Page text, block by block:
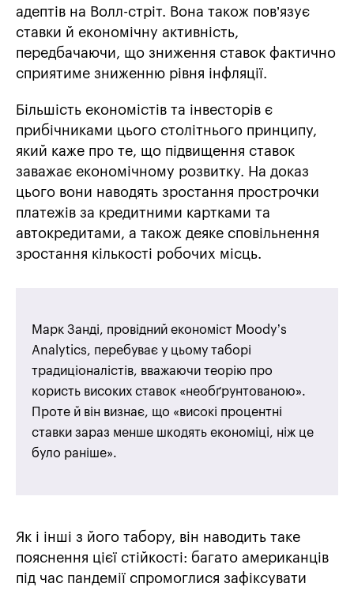
адептів на Волл-стріт. Вона також пов’язує
ставки й економічну активність,
передбачаючи, що зниження ставок фактично
сприятиме зниженню рівня інфляції.
Більшість економістів та інвесторів є
прибічниками цього столітнього принципу,
який каже про те, що підвищення ставок
заважає економічному розвитку. На доказ
цього вони наводять зростання прострочки
платежів за кредитними картками та
автокредитами, а також деяке сповільнення
зростання кількості робочих місць.
Марк Занді, провідний економіст Moody’s
Analytics, перебуває у цьому таборі
традиціоналістів, вважаючи теорію про
користь високих ставок «необґрунтованою».
Проте й він визнає, що «високі процентні
ставки зараз менше шкодять економіці, ніж це
було раніше».
Як і інші з його табору, він наводить таке
пояснення цієї стійкості: багато американців
під час пандемії спромоглися зафіксувати